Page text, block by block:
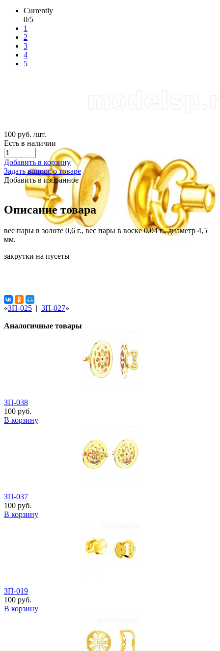
Currently
0/5
1
2
3
4
5
100 руб. /шт.
Есть в наличии
Добавить в корзину
Задать вопрос о товаре
Добавить в избранное
Описание товара
вес пары в золоте 0,6 г., вес пары в воске 0,04 г., диаметр 4,5
мм.
закрутки на пусеты
«ЗП-025 | ЗП-027»
Аналогичные товары
ЗП-038
100 руб.
В корзину
ЗП-037
100 руб.
В корзину
ЗП-019
100 руб.
В корзину